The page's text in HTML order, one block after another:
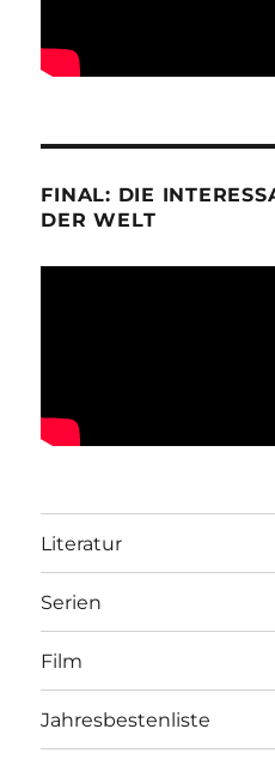
FINAL: DIE
DER WELT
Literatur
Serien
Film
Jahresbestenliste